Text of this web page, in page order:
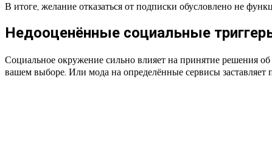
В итоге, желание отказаться от подписки обусловлено не
Недооценённые социальные
Социальное окружение сильно влияет на принятие решения
вашем выборе. Или мода на определённые сервисы заставляет